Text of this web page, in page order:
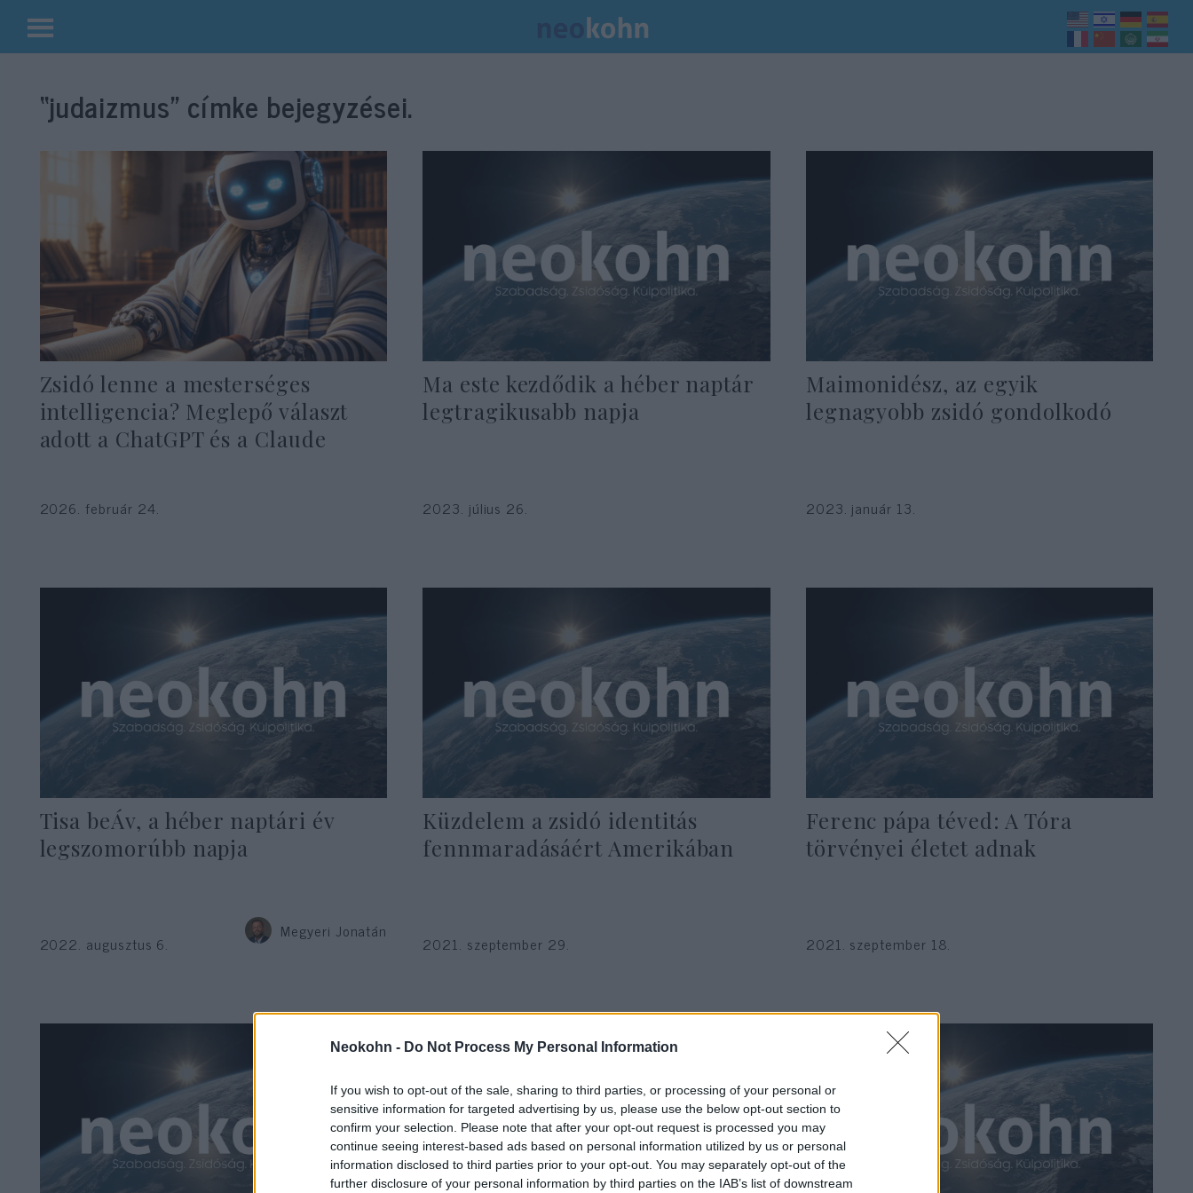
Neokohn - Do Not Process My Personal Information
If you wish to opt-out of the sale, sharing to third parties, or processing of your personal or
sensitive information for targeted advertising by us, please use the below opt-out section to
confirm your selection. Please note that after your opt-out request is processed you may
continue seeing interest-based ads based on personal information utilized by us or personal
information disclosed to third parties prior to your opt-out. You may separately opt-out of the
further disclosure of your personal information by third parties on the IAB’s list of downstream
Kilépés
tartalomba“judaizmus” címke bejegyzései.
Zsidó lenne a mesterséges
intelligencia? Meglepő választ
adott a ChatGPT és a Claude
2026. február 24.
Ma este kezdődik a héber naptár
legtragikusabb napja
2023. július 26.
Maimonidész, az egyik
legnagyobb zsidó gondolkodó
2023. január 13.
Tisa beÁv, a héber naptári év
legszomorúbb napja
Megyeri Jonatán
2022. augusztus 6.
Küzdelem a zsidó identitás
fennmaradásáért Amerikában
2021. szeptember 29.
Ferenc pápa téved: A Tóra
törvényei életet adnak
2021. szeptember 18.